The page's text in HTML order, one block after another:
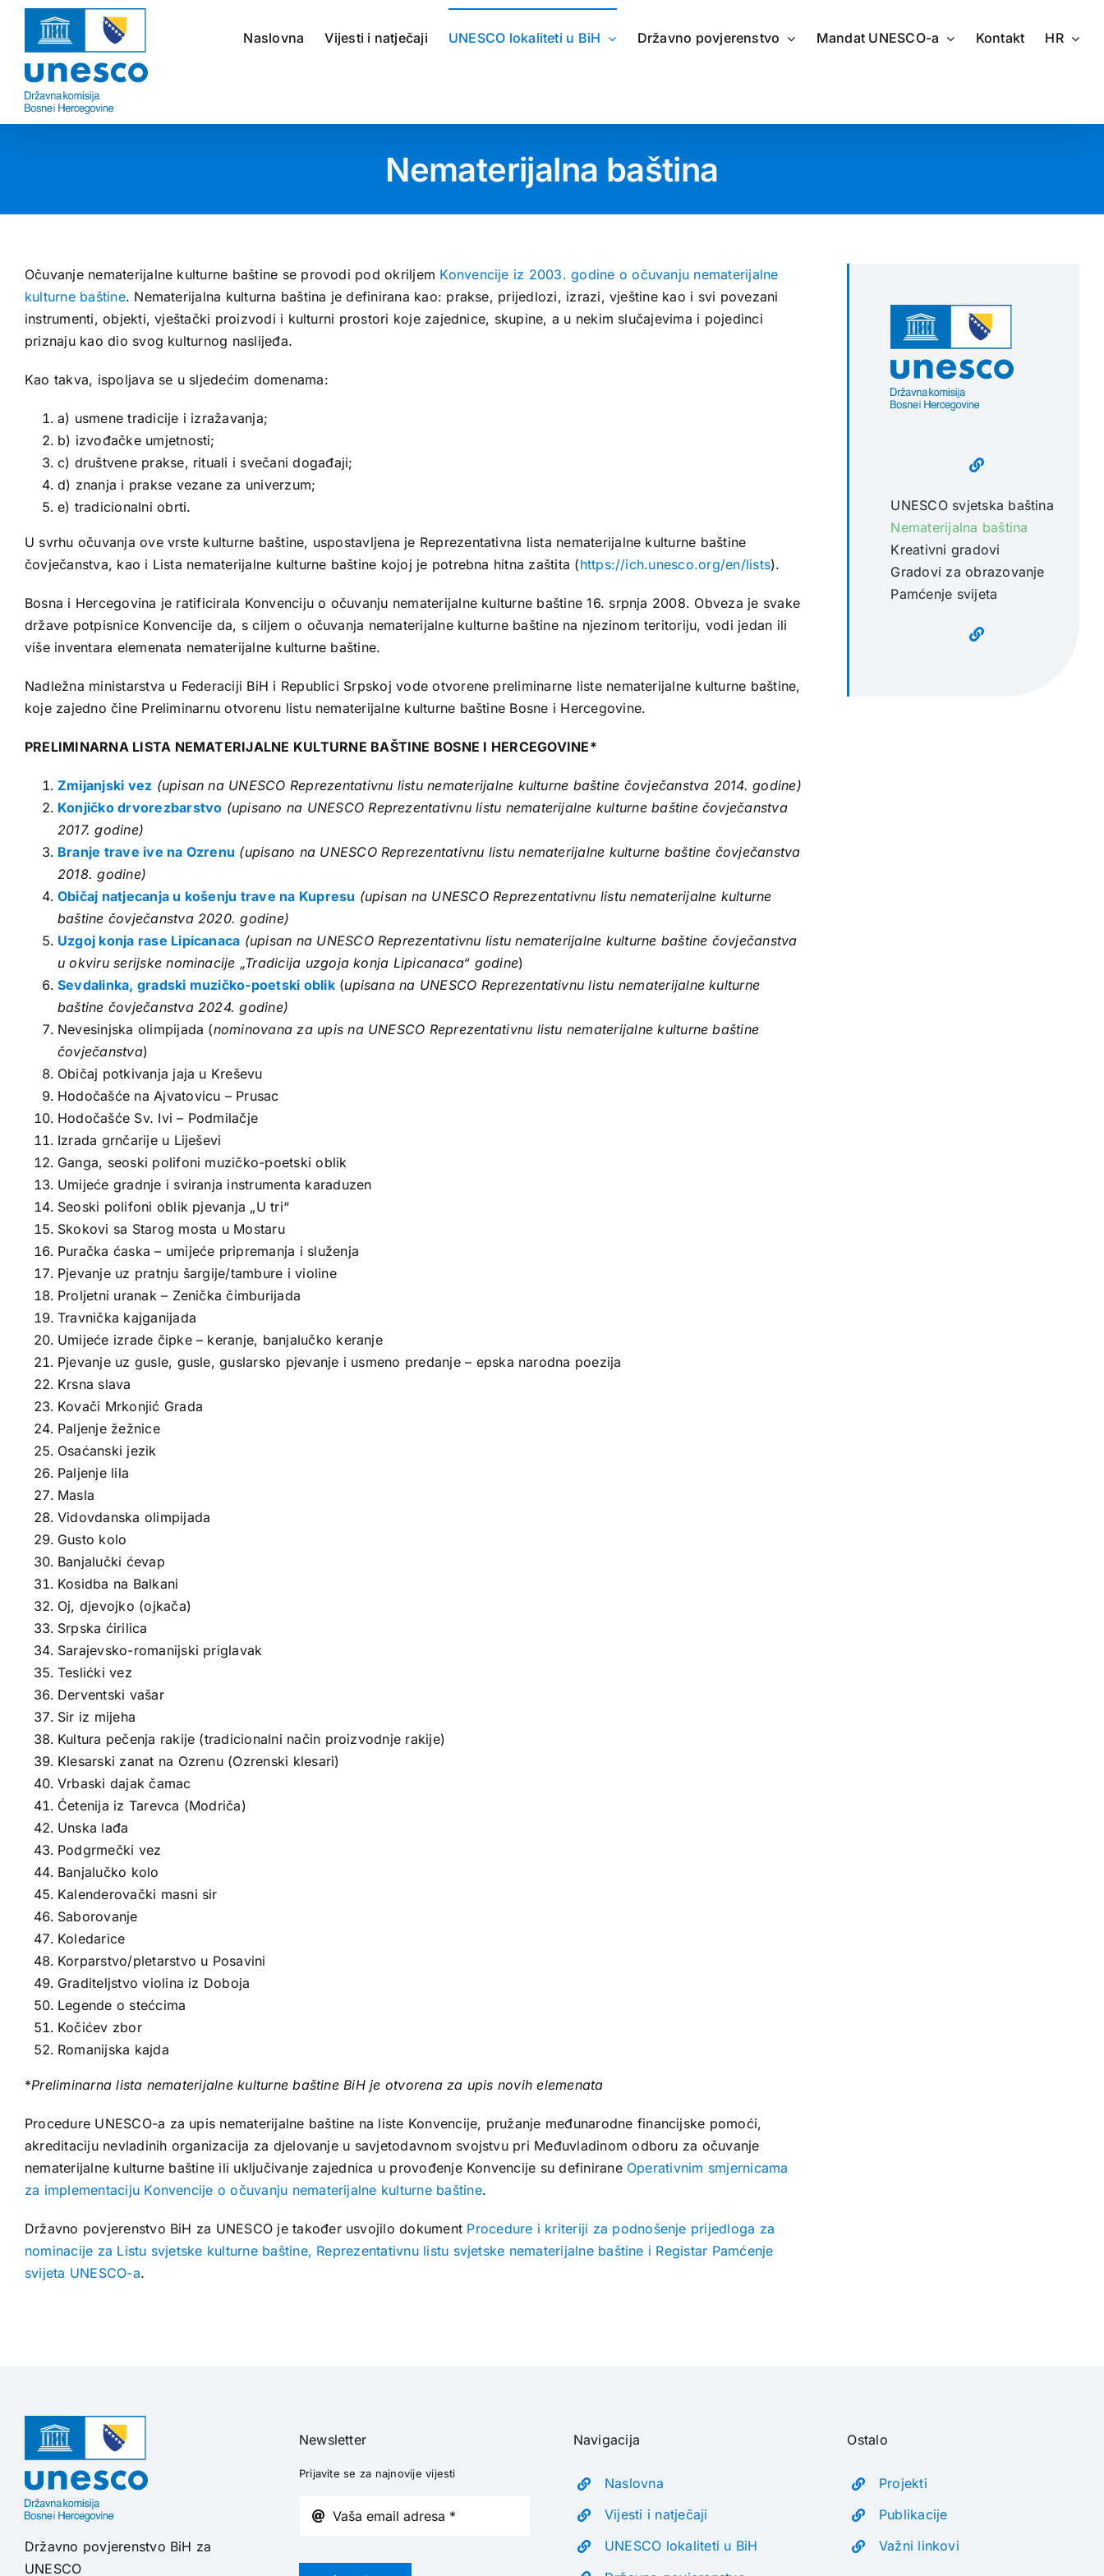
Skip
content
Naslovna Vijesti i natječaji UNESCO lokaliteti u BiH Državno povjerenstvo Mandat UNESCO-a Kontakt HR
Nematerijalna baština
Očuvanje nematerijalne kulturne baštine se provodi pod okriljem Konvencije iz 2003. godine o očuvanju nematerijalne
kulturne baštine. Nematerijalna kulturna baština je definirana kao: prakse, prijedlozi, izrazi, vještine kao i svi povezani
instrumenti, objekti, vještački proizvodi i kulturni prostori koje zajednice, skupine, a u nekim slučajevima i pojedinci
priznaju kao dio svog kulturnog naslijeđa.
Kao takva, ispoljava se u sljedećim domenama:
a) usmene tradicije i izražavanja;
b) izvođačke umjetnosti;
c) društvene prakse, rituali i svečani događaji;
d) znanja i prakse vezane za univerzum;
e) tradicionalni obrti.
U svrhu očuvanja ove vrste kulturne baštine, uspostavljena je Reprezentativna lista nematerijalne kulturne baštine
čovječanstva, kao i Lista nematerijalne kulturne baštine kojoj je potrebna hitna zaštita (https://ich.unesco.org/en/lists).
Bosna i Hercegovina je ratificirala Konvenciju o očuvanju nematerijalne kulturne baštine 16. srpnja 2008. Obveza je svake
države potpisnice Konvencije da, s ciljem o očuvanja nematerijalne kulturne baštine na njezinom teritoriju, vodi jedan ili
više inventara elemenata nematerijalne kulturne baštine.
Nadležna ministarstva u Federaciji BiH i Republici Srpskoj vode otvorene preliminarne liste nematerijalne kulturne baštine,
koje zajedno čine Preliminarnu otvorenu listu nematerijalne kulturne baštine Bosne i Hercegovine.
PRELIMINARNA LISTA NEMATERIJALNE KULTURNE BAŠTINE BOSNE I HERCEGOVINE*
Zmijanjski vez (upisan na UNESCO Reprezentativnu listu nematerijalne kulturne baštine čovječanstva 2014. godine)
Konjičko drvorezbarstvo (upisano na UNESCO Reprezentativnu listu nematerijalne kulturne baštine čovječanstva
2017. godine)
Branje trave ive na Ozrenu (upisano na UNESCO Reprezentativnu listu nematerijalne kulturne baštine čovječanstva
2018. godine)
Običaj natjecanja u košenju trave na Kupresu (upisan na UNESCO Reprezentativnu listu nematerijalne kulturne
baštine čovječanstva 2020. godine)
Uzgoj konja rase Lipicanaca (upisan na UNESCO Reprezentativnu listu nematerijalne kulturne baštine čovječanstva
u okviru serijske nominacije „Tradicija uzgoja konja Lipicanaca“ godine)
Sevdalinka, gradski muzičko-poetski oblik(upisana na UNESCO Reprezentativnu listu nematerijalne kulturne
baštine čovječanstva 2024. godine)
Nevesinjska olimpijada (nominovana za upis na UNESCO Reprezentativnu listu nematerijalne kulturne baštine
čovječanstva)
Običaj potkivanja jaja u Kreševu
Hodočašće na Ajvatovicu – Prusac
Hodočašće Sv. Ivi – Podmilačje
Izrada grnčarije u Liješevi
Ganga, seoski polifoni muzičko-poetski oblik
Umijeće gradnje i sviranja instrumenta karaduzen
Seoski polifoni oblik pjevanja „U tri“
Skokovi sa Starog mosta u Mostaru
Puračka ćaska – umijeće pripremanja i služenja
Pjevanje uz pratnju šargije/tambure i violine
Proljetni uranak – Zenička čimburijada
Travnička kajganijada
Umijeće izrade čipke – keranje, banjalučko keranje
Pjevanje uz gusle, gusle, guslarsko pjevanje i usmeno predanje – epska narodna poezija
Krsna slava
Kovači Mrkonjić Grada
Paljenje žežnice
Osaćanski jezik
Paljenje lila
Masla
Vidovdanska olimpijada
Gusto kolo
Banjalučki ćevap
Kosidba na Balkani
Oj, djevojko (ojkača)
Srpska ćirilica
Sarajevsko-romanijski priglavak
Teslićki vez
Derventski vašar
Sir iz mijeha
Kultura pečenja rakije (tradicionalni način proizvodnje rakije)
Klesarski zanat na Ozrenu (Ozrenski klesari)
Vrbaski dajak čamac
Ćetenija iz Tarevca (Modriča)
Unska lađa
Podgrmečki vez
Banjalučko kolo
Kalenderovački masni sir
Saborovanje
Koledarice
Korparstvo/pletarstvo u Posavini
Graditeljstvo violina iz Doboja
Legende o stećcima
Kočićev zbor
Romanijska kajda
*Preliminarna lista nematerijalne kulturne baštine BiH je otvorena za upis novih elemenata
Procedure UNESCO-a za upis nematerijalne baštine na liste Konvencije, pružanje međunarodne financijske pomoći,
akreditaciju nevladinih organizacija za djelovanje u savjetodavnom svojstvu pri Međuvladinom odboru za očuvanje
nematerijalne kulturne baštine ili uključivanje zajednica u provođenje Konvencije su definirane Operativnim smjernicama
za implementaciju Konvencije o očuvanju nematerijalne kulturne baštine.
Državno povjerenstvo BiH za UNESCO je također usvojilo dokument Procedure i kriteriji za podnošenje prijedloga za
nominacije za Listu svjetske kulturne baštine, Reprezentativnu listu svjetske nematerijalne baštine i Registar Pamćenje
svijeta UNESCO-a.
UNESCO svjetska baština
Nematerijalna baština
Kreativni gradovi
Gradovi za obrazovanje
Pamćenje svijeta
Državno povjerenstvo BiH za
UNESCO
Newsletter
Prijavite se za najnovije vijesti
Navigacija
Naslovna
Vijesti i natječaji
UNESCO lokaliteti u BiH
Ostalo
Projekti
Publikacije
Važni linkovi